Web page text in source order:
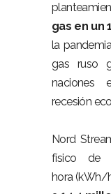
gas en un
la
gas ruso
naciones
recesión
Nord
físico de
hora (kWh/